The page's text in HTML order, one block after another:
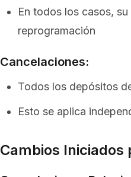
En todos los casos,
reprogramación
Cancelaciones:
Todos los depósitos
Esto se aplica
Cambios Iniciados